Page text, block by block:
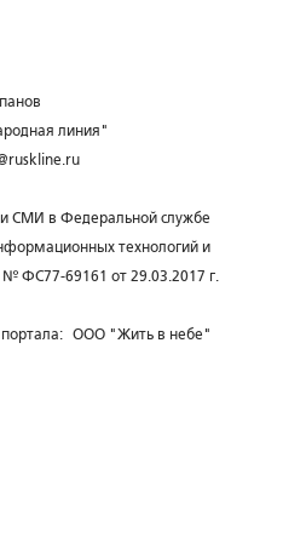
линия"
СМИ в Федеральной службе
технологий и
ФС77-69161 от 29.03.2017 г.
ООО "Жить в небе"